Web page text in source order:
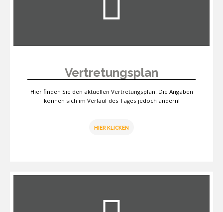
Vertretungsplan
Hier finden Sie den aktuellen Vertretungsplan. Die Angaben
können sich im Verlauf des Tages jedoch ändern!
HIER KLICKEN